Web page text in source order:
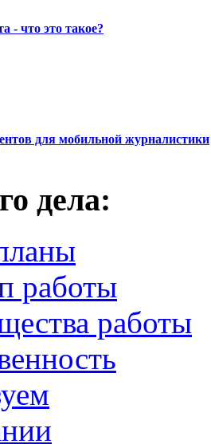
- что это такое?
для мобильной журналистики
дела:
работы
работы